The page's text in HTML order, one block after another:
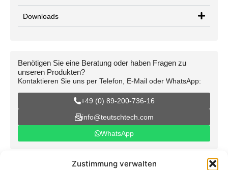
Zustimmung verwalten
Downloads
Benötigen Sie eine Beratung oder haben Fragen zu
unseren Produkten?
Kontaktieren Sie uns per Telefon, E-Mail oder WhatsApp:
+49 (0) 89-200-736-16
info@teutschtech.com
WhatsApp